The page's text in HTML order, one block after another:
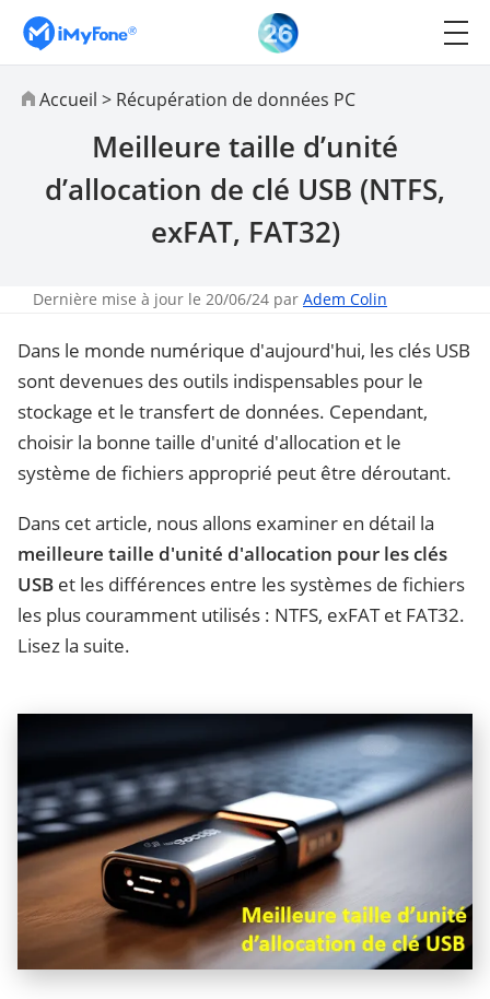
Accueil > Récupération de données PC
Meilleure taille d’unité
d’allocation de clé USB (NTFS,
exFAT, FAT32)
Dernière mise à jour le 20/06/24 par Adem Colin
Dans le monde numérique d'aujourd'hui, les clés USB
sont devenues des outils indispensables pour le
stockage et le transfert de données. Cependant,
choisir la bonne taille d'unité d'allocation et le
système de fichiers approprié peut être déroutant.
Dans cet article, nous allons examiner en détail la
meilleure taille d'unité d'allocation pour les clés
USB et les différences entre les systèmes de fichiers
les plus couramment utilisés : NTFS, exFAT et FAT32.
Lisez la suite.